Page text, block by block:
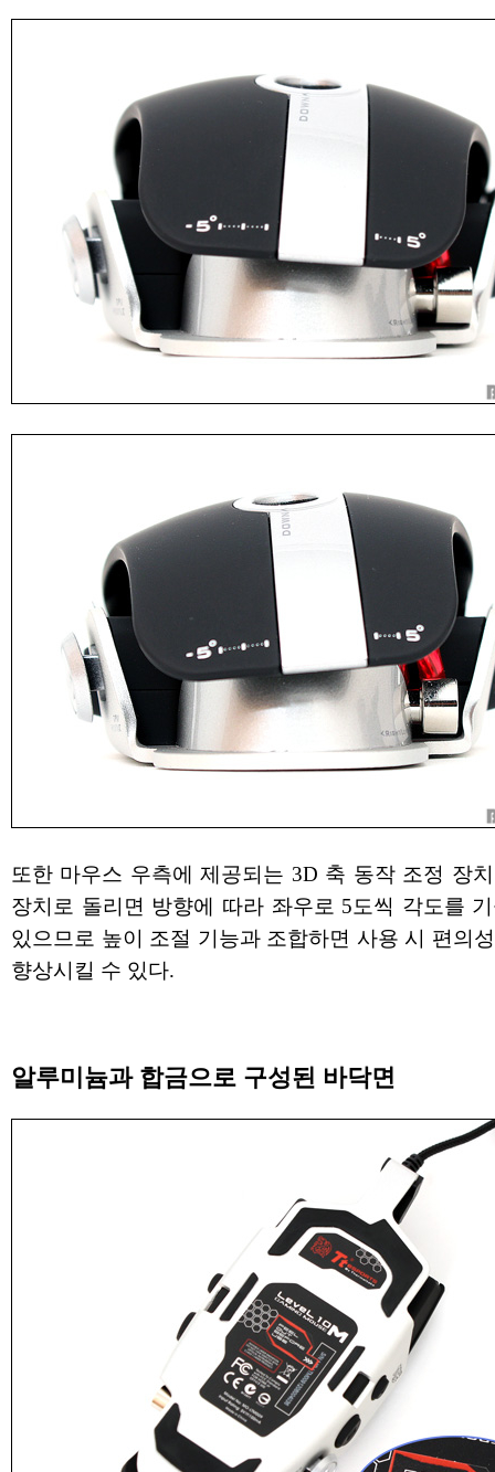
또한 마우스 우측에 제공되는 3D 축 동작 조정 장
장치로 돌리면 방향에 따라 좌우로 5도씩 각도를
있으므로 높이 조절 기능과 조합하면 사용 시 편의
향상시킬 수 있다.
알루미늄과 합금으로 구성된 바닥면